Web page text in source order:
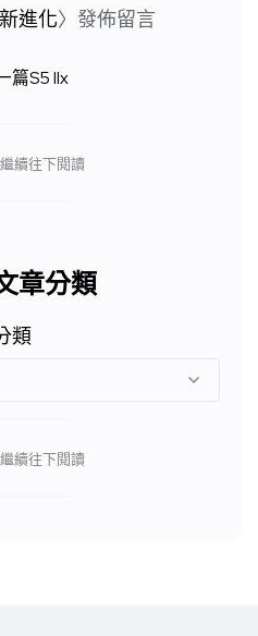
進化〉發佈留言
篇S5 IIx
續往下閱讀
章分類
類
續往下閱讀